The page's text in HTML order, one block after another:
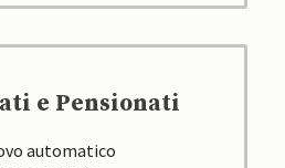
e Pensionati
automatico